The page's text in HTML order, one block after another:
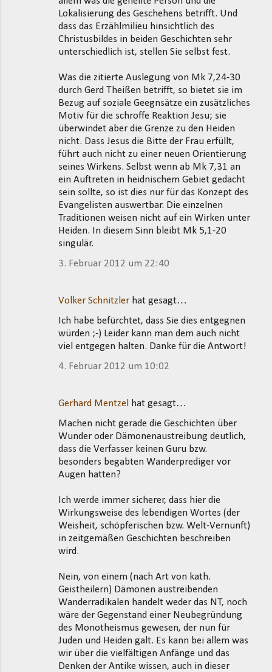
Lokalisierung des Geschehens betrifft. Und
dass das Erzählmilieu hinsichtlich des
Christusbildes in beiden Geschichten sehr
unterschiedlich ist, stellen Sie selbst fest.
Was die zitierte Auslegung von Mk 7,24-30
durch Gerd Theißen betrifft, so bietet sie im
Bezug auf soziale Geegnsätze ein zusätzliches
Motiv für die schroffe Reaktion Jesu; sie
überwindet aber die Grenze zu den Heiden
nicht. Dass Jesus die Bitte der Frau erfüllt,
führt auch nicht zu einer neuen Orientierung
seines Wirkens. Selbst wenn ab Mk 7,31 an
ein Auftreten in heidnischem Gebiet gedacht
sein sollte, so ist dies nur für das Konzept des
Evangelisten auswertbar. Die einzelnen
Traditionen weisen nicht auf ein Wirken unter
Heiden. In diesem Sinn bleibt Mk 5,1-20
singulär.
3. Februar 2012 um 22:40
Volker Schnitzler hat gesagt…
Ich habe befürchtet, dass Sie dies entgegnen
würden ;-) Leider kann man dem auch nicht
viel entgegen halten. Danke für die Antwort!
4. Februar 2012 um 10:02
Gerhard Mentzel
hat gesagt…
Machen nicht gerade die Geschichten über
Wunder oder Dämonenaustreibung deutlich,
dass die Verfasser keinen Guru bzw.
besonders begabten Wanderprediger vor
Augen hatten?
Ich werde immer sicherer, dass hier die
Wirkungsweise des lebendigen Wortes (der
Weisheit, schöpferischen bzw. Welt-Vernunft)
in zeitgemäßen Geschichten beschreiben
wird.
Nein, von einem (nach Art von kath.
Geistheilern) Dämonen austreibenden
Wanderradikalen handelt weder das NT, noch
wäre der Gegenstand einer Neubegründung
des Monotheismus gewesen, der nun für
Juden und Heiden galt. Es kann bei allem was
wir über die vielfältigen Anfänge und das
Denken der Antike wissen, auch in dieser